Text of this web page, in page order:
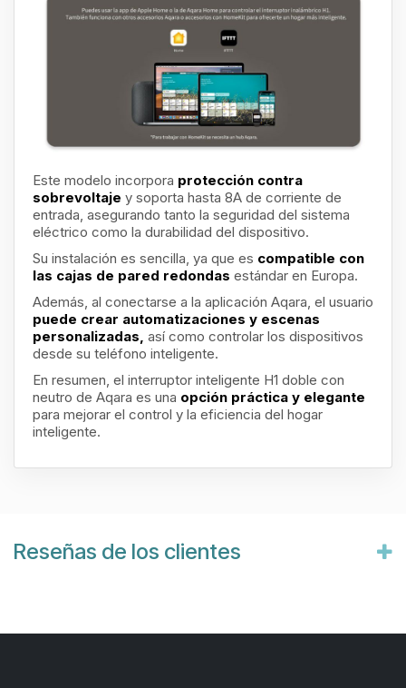
Este modelo incorpora protección contra
sobrevoltaje y soporta hasta 8A de corriente de
entrada, asegurando tanto la seguridad del sistema
eléctrico como la durabilidad del dispositivo.
Su instalación es sencilla, ya que es compatible con
las cajas de pared redondas estándar en Europa.
Además, al conectarse a la aplicación Aqara, el usuario
puede crear automatizaciones y escenas
personalizadas, así como controlar los dispositivos
desde su teléfono inteligente.
En resumen, el interruptor inteligente H1 doble con
neutro de Aqara es una opción práctica y elegante
para mejorar el control y la eficiencia del hogar
inteligente.
Reseñas de los clientes